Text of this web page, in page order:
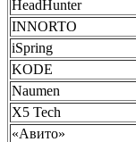
HeadHunter
INNORTO
iSpring
KODE
Naumen
X5 Tech
«Авито»